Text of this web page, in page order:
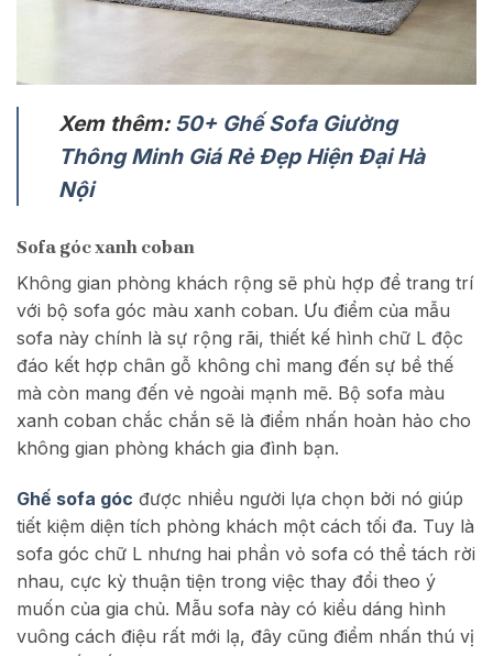
Xem thêm: 50+ Ghế Sofa Giường
Thông Minh Giá Rẻ Đẹp Hiện Đại Hà
Nội
Sofa góc xanh coban
Không gian phòng khách rộng sẽ phù hợp để trang trí
với bộ sofa góc màu xanh coban. Ưu điểm của mẫu
sofa này chính là sự rộng rãi, thiết kế hình chữ L độc
đáo kết hợp chân gỗ không chỉ mang đến sự bề thế
mà còn mang đến vẻ ngoài mạnh mẽ. Bộ sofa màu
xanh coban chắc chắn sẽ là điểm nhấn hoàn hảo cho
không gian phòng khách gia đình bạn.
Ghế sofa góc được nhiều người lựa chọn bởi nó giúp
tiết kiệm diện tích phòng khách một cách tối đa. Tuy là
sofa góc chữ L nhưng hai phần vỏ sofa có thể tách rời
nhau, cực kỳ thuận tiện trong việc thay đổi theo ý
muốn của gia chủ. Mẫu sofa này có kiểu dáng hình
vuông cách điệu rất mới lạ, đây cũng điểm nhấn thú vị